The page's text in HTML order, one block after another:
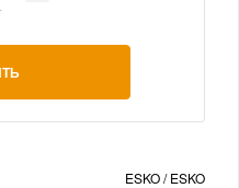
ESKO / ESKO